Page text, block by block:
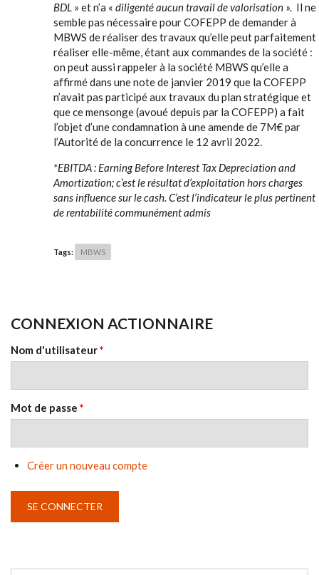
BDL » et n’a « diligenté aucun travail de valorisation ». Il ne
semble pas nécessaire pour COFEPP de demander à
MBWS de réaliser des travaux qu’elle peut parfaitement
réaliser elle-même, étant aux commandes de la société :
on peut aussi rappeler à la société MBWS qu’elle a
affirmé dans une note de janvier 2019 que la COFEPP
n’avait pas participé aux travaux du plan stratégique et
que ce mensonge (avoué depuis par la COFEPP) a fait
l’objet d’une condamnation à une amende de 7M€ par
l’Autorité de la concurrence le 12 avril 2022.
*EBITDA : Earning Before Interest Tax Depreciation and
Amortization; c’est le résultat d’exploitation hors charges
sans influence sur le cash. C’est l’indicateur le plus pertinent
de rentabilité communément admis
Tags: MBWS
CONNEXION ACTIONNAIRE
Nom d'utilisateur*
Mot de passe *
Créer un nouveau compte